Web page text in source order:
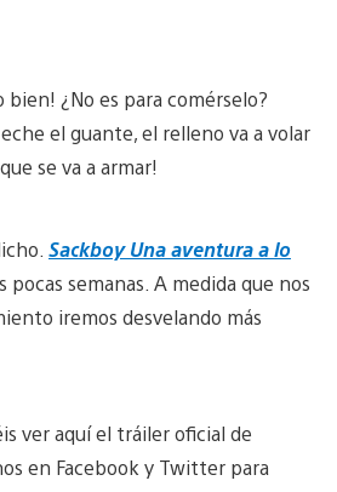
bien! ¿No es para comérselo?
el guante, el relleno va a volar
se va a armar!
Sackboy Una aventura a lo
pocas semanas. A medida que nos
iremos desvelando más
ver aquí el tráiler oficial de
en Facebook y Twitter para